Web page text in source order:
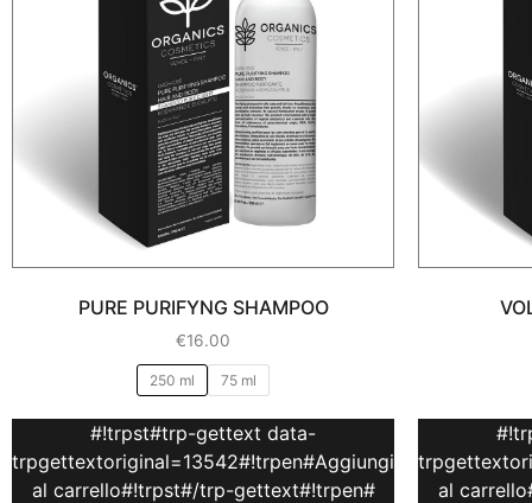
PURE PURIFYNG SHAMPOO
€16.00
250 ml 75 ml
#!trpst#trp-gettext data-
trpgettextoriginal=13542#!trpen#Aggiungi
al carrello#!trpst#/trp-gettext#!trpen#
al